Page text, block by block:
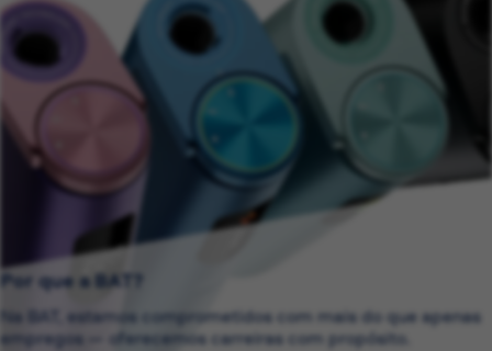
Por que a BAT?
Na BAT, estamos comprometidos com mais do que apenas
empregos — oferecemos carreiras com propósito.